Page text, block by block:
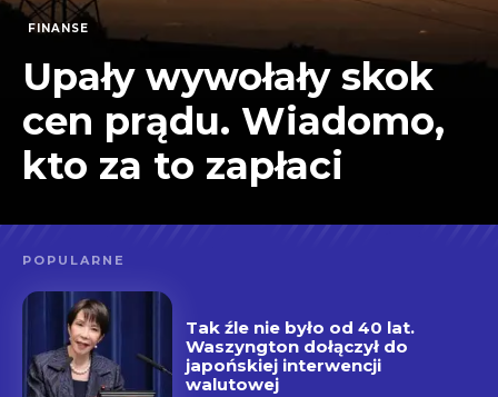
FINANSE
Upały wywołały skok
cen prądu. Wiadomo,
kto za to zapłaci
POPULARNE
Tak źle nie było od 40 lat.
Waszyngton dołączył do
japońskiej interwencji
walutowej